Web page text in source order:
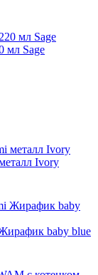
мл Sage
Ivory
baby blue